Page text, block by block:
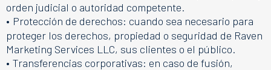
orden judicial o autoridad competente.
• Protección de derechos: cuando sea necesario para
proteger los derechos, propiedad o seguridad de Raven
Marketing Services LLC, sus clientes o el público.
• Transferencias corporativas: en caso de fusión,